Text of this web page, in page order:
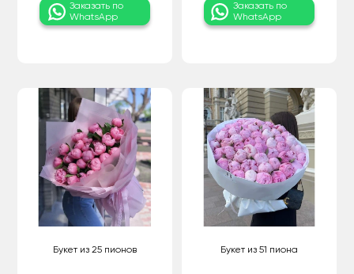
Заказать по
WhatsApp
Заказать по
WhatsApp
Букет из 25 пионов Букет из 51 пиона